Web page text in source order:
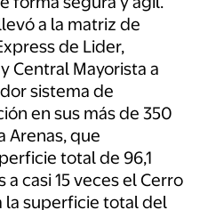
a la matriz de
de Lider,
Central Mayorista a
sistema de
en sus más de 350
Arenas, que
total de 96,1
casi 15 veces el Cerro
la superficie total del